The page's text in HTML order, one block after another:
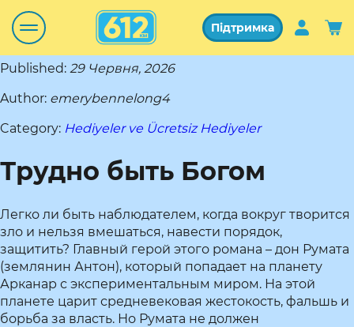
Підтримка
Published: 29 Червня, 2026
Author: emerybennelong4
Category: Hediyeler ve Ücretsiz Hediyeler
Трудно быть Богом
Легко ли быть наблюдателем, когда вокруг творится
зло и нельзя вмешаться, навести порядок,
защитить? Главный герой этого романа – дон Румата
(землянин Антон), который попадает на планету
Арканар с экспериментальным миром. На этой
планете царит средневековая жестокость, фальшь и
борьба за власть. Но Румата не должен